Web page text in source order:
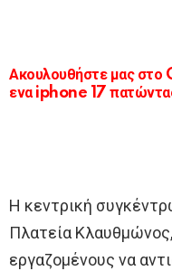
Ακουλουθήστε μας στο
ενα iphone 17
Η κεντρική
Πλατεία
εργαζομένους να